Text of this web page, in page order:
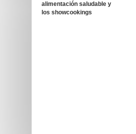
alimentación saludable y
los showcookings